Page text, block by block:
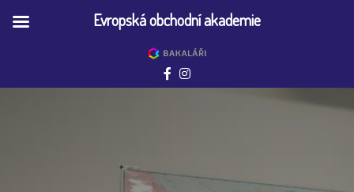
Evropská obchodní akademie